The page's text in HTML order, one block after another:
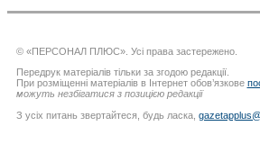
© «ПЕРСОНАЛ ПЛЮС». Усі права застережено.
Передрук матеріалів тільки за згодою редакції.
При розміщенні матеріалів в Інтернет обов’язкове
можуть незбігатися з позицією редакції
З усіх питань звертайтеся, будь ласка,